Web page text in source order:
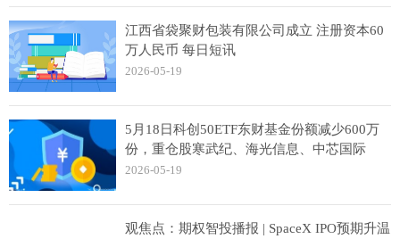
江西省袋聚财包装有限公司成立 注册资本60
万人民币 每日短讯
2026-05-19
5月18日科创50ETF东财基金份额减少600万
份，重仓股寒武纪、海光信息、中芯国际
2026-05-19
观焦点：期权智投播报 | SpaceX IPO预期升温